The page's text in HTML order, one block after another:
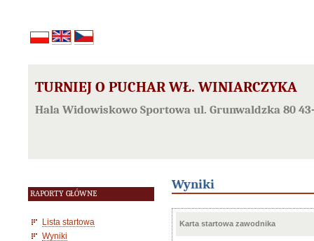
TURNIEJ O PUCHAR WŁ. WINIARCZYKA
Hala Widowiskowo Sportowa ul. Grunwaldzka 80
RAPORTY GŁÓWNE
Lista startowa
Wyniki
Wyniki
Karta startowa zawodnika